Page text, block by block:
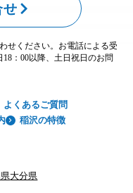
せ
せください。お電話による受
：00以降、土日祝日のお問
よくあるご質問
稲沢の特徴
大分県